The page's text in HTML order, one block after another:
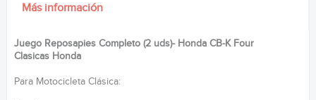
Más información
Juego Reposapies Completo (2 uds)- Honda CB-K Four
Clasicas Honda
Para Motocicleta Clásica: